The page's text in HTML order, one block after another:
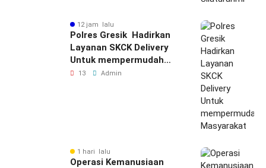
12 jam lalu
Polres Gresik Hadirkan
Layanan SKCK Delivery
Untuk mempermudah
Masyarakat
13 Admin
1 hari lalu
Operasi Kemanusiaan